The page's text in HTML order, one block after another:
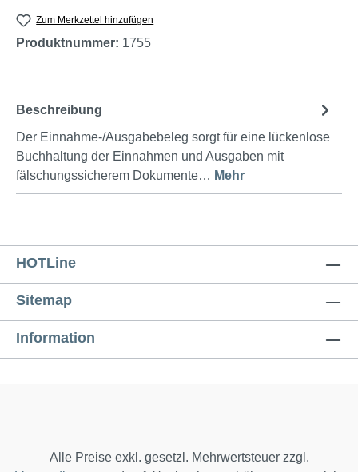
Zum Merkzettel hinzufügen
Produktnummer: 1755
Beschreibung
Der Einnahme-/Ausgabebeleg sorgt für eine lückenlose
Buchhaltung der Einnahmen und Ausgaben mit
fälschungssicherem Dokumente… Mehr
HOTLine
Sitemap
Information
Alle Preise exkl. gesetzl. Mehrwertsteuer zzgl.